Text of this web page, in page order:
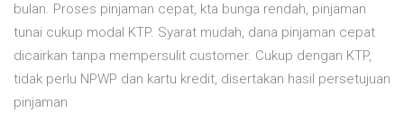
bulan. Proses pinjaman cepat, kta bunga rendah, pinjaman
tunai cukup modal KTP. Syarat mudah, dana pinjaman cepat
dicairkan tanpa mempersulit customer. Cukup dengan KTP,
tidak perlu NPWP dan kartu kredit, disertakan hasil persetujuan
pinjaman